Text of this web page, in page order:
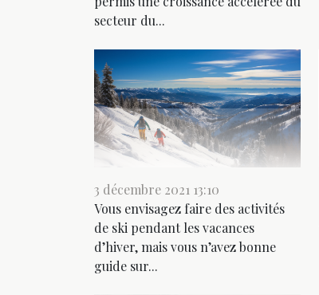
secteur du...
3 décembre 2021 13:10
Vous envisagez faire des activités
de ski pendant les vacances
d’hiver, mais vous n’avez bonne
guide sur...